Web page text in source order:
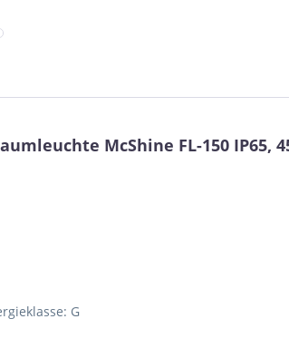
McShine FL-150 IP65,
G